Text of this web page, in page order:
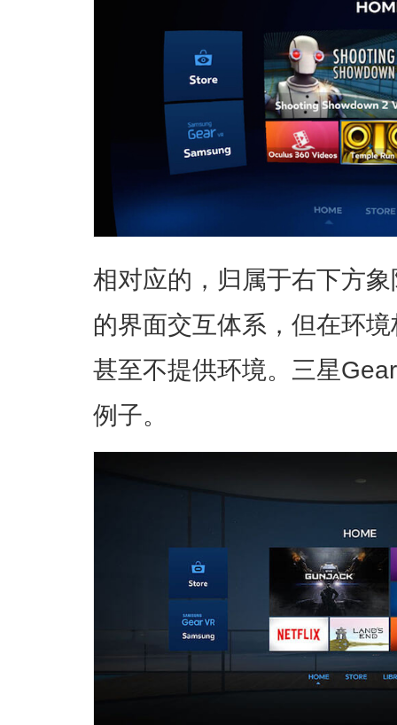
相对应的，归属于右下方
的界面交互体系，但在环
甚至不提供环境。三星
例子。